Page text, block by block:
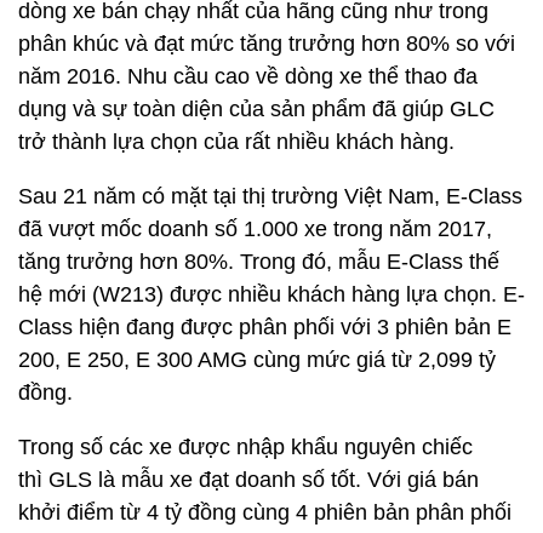
dòng xe bán chạy nhất của hãng cũng như trong
phân khúc và đạt mức tăng trưởng hơn 80% so với
năm 2016. Nhu cầu cao về dòng xe thể thao đa
dụng và sự toàn diện của sản phẩm đã giúp GLC
trở thành lựa chọn của rất nhiều khách hàng.
Sau 21 năm có mặt tại thị trường Việt Nam, E-Class
đã vượt mốc doanh số 1.000 xe trong năm 2017,
tăng trưởng hơn 80%. Trong đó, mẫu E-Class thế
hệ mới (W213) được nhiều khách hàng lựa chọn. E-
Class hiện đang được phân phối với 3 phiên bản E
200, E 250, E 300 AMG cùng mức giá từ 2,099 tỷ
đồng.
Trong số các xe được nhập khẩu nguyên chiếc
thì GLS là mẫu xe đạt doanh số tốt. Với giá bán
khởi điểm từ 4 tỷ đồng cùng 4 phiên bản phân phối